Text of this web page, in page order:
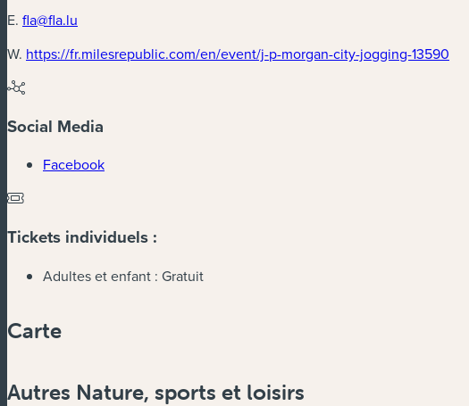
E. fla@fla.lu
W. https://fr.milesrepublic.com/en/event/j-p-morgan-city-jogging-13590
Social Media
Facebook
Tickets individuels :
Adultes et enfant : Gratuit
Carte
Zoom
Autres Nature, sports et loisirs